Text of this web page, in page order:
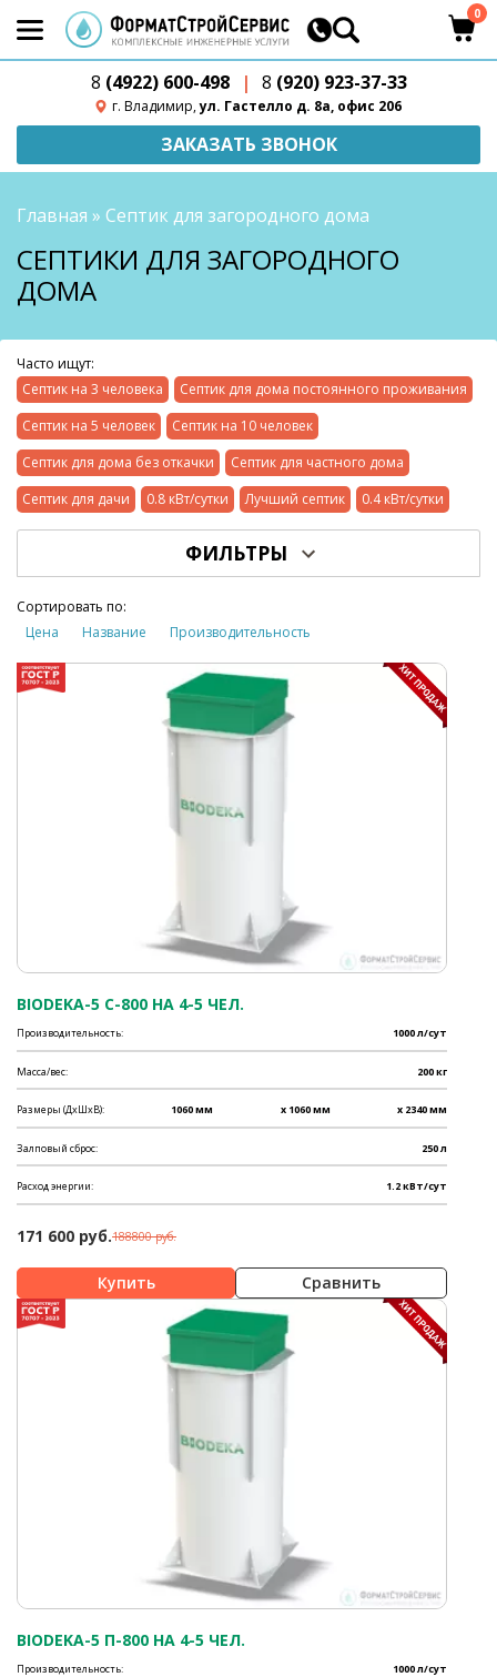
8 (4922) 600-498 | 8 (920) 923-37-33
г. Владимир,ул. Гастелло д. 8а, офис 206
0
ЗАКАЗАТЬ ЗВОНОК
Главная » Септик для загородного дома
СЕПТИКИ ДЛЯ ЗАГОРОДНОГО
ДОМА
Часто ищут:
Септик на 3 человека
Септик для дома постоянного проживания
Септик на 5 человек
Септик на 10 человек
Септик для дома без откачки
Септик для частного дома
Септик для дачи
0.8 кВт/сутки Лучший септик 0.4 кВт/сутки
ФИЛЬТРЫ
Сортировать по:
Цена
Название Производительность
BIODEKA-5 C-800 НА 4-5 ЧЕЛ.
Производительность: 1000 л/сут
Масса/вес: 200 кг
Размеры (ДхШхВ): 1060 мм x 1060 мм x 2340 мм
Залповый сброс: 250 л
Расход энергии: 1.2 кВт/сут
171 600 руб.188800 руб.
Сравнить
BIODEKA-5 П-800 НА 4-5 ЧЕЛ.
Производительность: 1000 л/сут